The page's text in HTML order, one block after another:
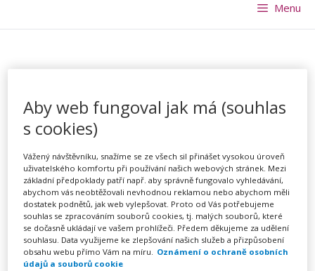
cíli pro pedagogy
Pořádá Akredika o.p.s.
TERMÍN
na klíč
MÍSTO
Menu
Aby web fungoval jak má (souhlas
s cookies)
Vážený návštěvníku, snažíme se ze všech sil přinášet vysokou úroveň
uživatelského komfortu při používání našich webových stránek. Mezi
základní předpoklady patří např. aby správně fungovalo vyhledávání,
abychom vás neobtěžovali nevhodnou reklamou nebo abychom měli
dostatek podnětů, jak web vylepšovat. Proto od Vás potřebujeme
souhlas se zpracováním souborů cookies, tj. malých souborů, které
se dočasně ukládají ve vašem prohlížeči. Předem děkujeme za udělení
souhlasu. Data využijeme ke zlepšování našich služeb a přizpůsobení
obsahu webu přímo Vám na míru. Oznámení o ochraně osobních
údajů a souborů cookie